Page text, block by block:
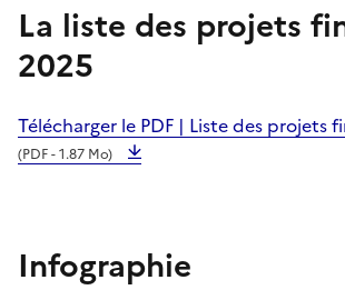
La liste des projets
2025
Télécharger le PDF | Liste des projets
(PDF - 1.87 Mo)
Infographie